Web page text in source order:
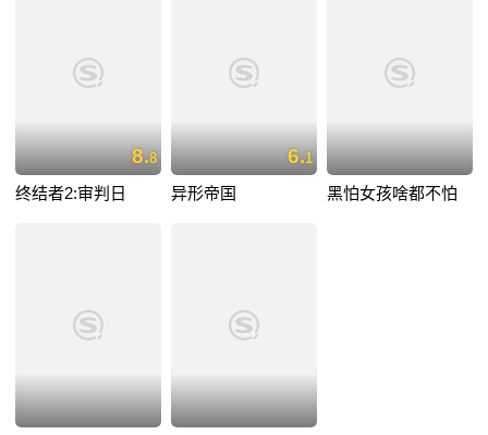
8.8
终结者2:审判日
6.1
异形帝国 黑怕女孩啥都不怕